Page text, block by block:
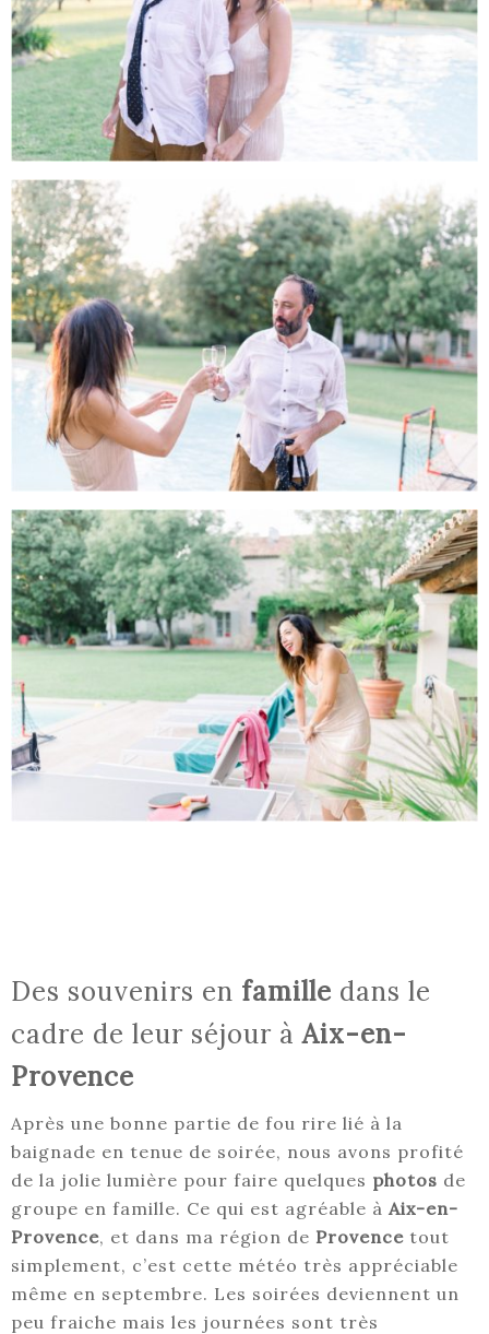
Des souvenirs en famille dans le
cadre de leur séjour àAix-en-
Provence
Après une bonne partie de fou rire lié à la
baignade en tenue de soirée, nous avons profité
de la jolie lumière pour faire quelques photos de
groupe en famille. Ce qui est agréable à Aix-en-
Provence, et dans ma région de Provence tout
simplement, c’est cette météo très appréciable
même en septembre. Les soirées deviennent un
peu fraiche mais les journées sont très